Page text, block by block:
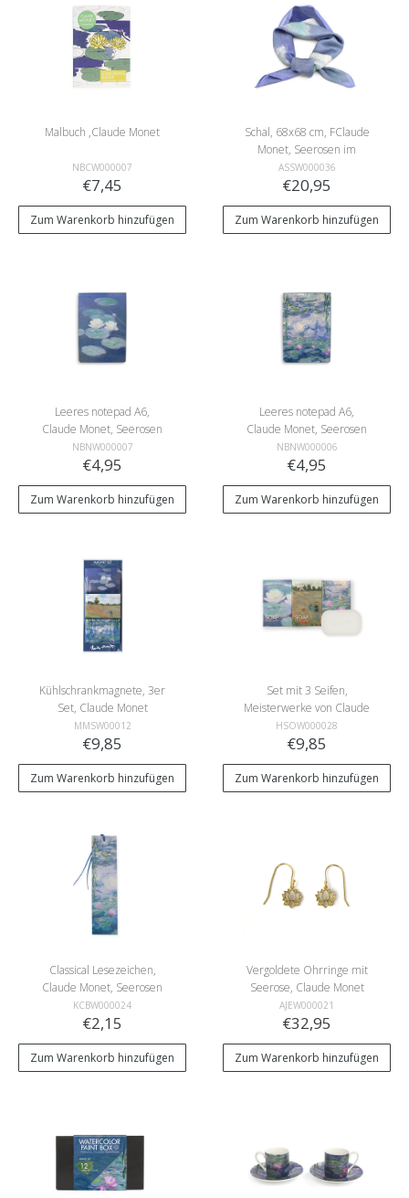
Malbuch ,Claude Monet
NBCW000007
€7,45
Zum Warenkorb hinzufügen
Schal, 68x68 cm, FClaude
Monet, Seerosen im
Abendlicht
ASSW000036
€20,95
Zum Warenkorb hinzufügen
Leeres notepad A6,
Claude Monet, Seerosen
im Abendlicht
NBNW000007
€4,95
Zum Warenkorb hinzufügen
Leeres notepad A6,
Claude Monet, Seerosen
NBNW000006
€4,95
Zum Warenkorb hinzufügen
Kühlschrankmagnete, 3er
Set, Claude Monet
MMSW00012
€9,85
Zum Warenkorb hinzufügen
Set mit 3 Seifen,
Meisterwerke von Claude
Monet
HSOW000028
€9,85
Zum Warenkorb hinzufügen
Classical Lesezeichen,
Claude Monet, Seerosen
KCBW000024
€2,15
Zum Warenkorb hinzufügen
Vergoldete Ohrringe mit
Seerose, Claude Monet
AJEW000021
€32,95
Zum Warenkorb hinzufügen